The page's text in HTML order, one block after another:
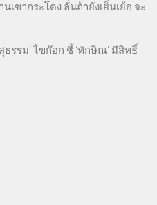
เขากระโดง ลั่นถ้ายังเยิ่นเย้อ จะ
ธรรม’ ไขก๊อก ชี้ ‘ทักษิณ’ มีสิทธิ์